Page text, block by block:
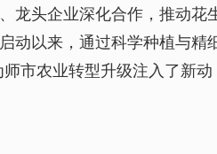
龙头企业深化合作，推动花
动以来，通过科学种植与精
市农业转型升级注入了新动